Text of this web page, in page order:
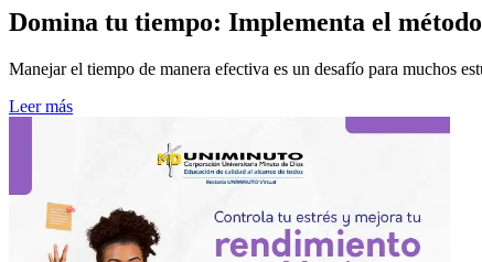
Domina tu tiempo: Implementa el
Manejar el tiempo de manera efectiva es un desafío para muchos
Leer más